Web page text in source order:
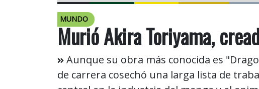
MUNDO
Murió Akira Toriyama,
Aunque su obra más conocida es
de carrera cosechó una larga lista de